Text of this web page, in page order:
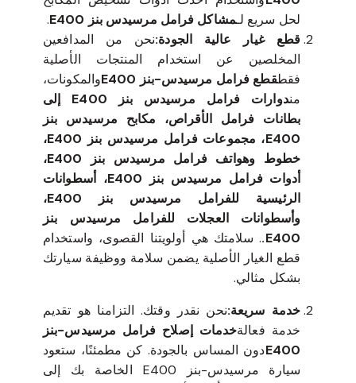
لحل سريع لـمشاكل فرامل مرسيدس بنز E400
.
قطع غيار عالية الجودة:نحن من المدافعين
المخلصين عن استخدام المنتجات الأصلية
فقطقطع فرامل مرسيدس-بنز E400
والمكونات،
من
دوارات فرامل مرسيدس بنز E400 إلى
بطانات فرامل الأقراص، مكابح مرسيدس بنز
E400، مجموعات فرامل مرسيدس بنز E400،
خطوط وهواتف فرامل مرسيدس بنز E400،
أدوات فرامل مرسيدس بنز E400، أسطوانات
الرئيسية للفرامل مرسيدس بنز E400،
وأسطوانات العجلات للفرامل مرسيدس بنز
E400. . سلامتك هي أولويتنا القصوى، واستخدام
قطع الغيار الأصلية يضمن سلامة ووظيفة سيارتك
بشكل مثالي.
خدمة سريعة:نحن نقدر وقتك. التزامنا هو تقديم
خدمة فعالةخدمات إصلاح فرامل مرسيدس-بنز
E400دون المساس بالجودة. كن مطمئنًا، ستعود
سيارة مرسيدس-بنز E400 الخاصة بك إلى